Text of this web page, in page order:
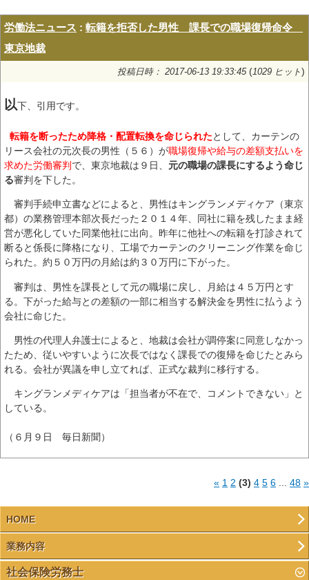
労働法ニュース : 転籍を拒否した男性 課長での職場復帰命令
東京地裁
投稿日時： 2017-06-13 19:33:45(1029 ヒット)
以下、引用です。
転籍を断ったため降格・配置転換を命じられたとして、カーテンの
リース会社の元次長の男性（５６）が職場復帰や給与の差額支払いを
求めた労働審判 で、東京地裁は９日、 元の職場の課長にするよう命じ
る審判を下した。
審判手続申立書などによると、男性はキングランメディケア（東京
都）の業務管理本部次長だった２０１４年、同社に籍を残したまま経
営が悪化していた同業他社に出向。昨年に他社への転籍を打診されて
断ると係長に降格になり、工場でカーテンのクリーニング作業を命じ
られた。約５０万円の月給は約３０万円に下がった。
審判は、男性を課長として元の職場に戻し、月給は４５万円とす
る。下がった給与との差額の一部に相当する解決金を男性に払うよう
会社に命じた。
男性の代理人弁護士によると、地裁は会社が調停案に同意しなかっ
たため、従いやすいように次長ではなく課長での復帰を命じたとみら
れる。会社が異議を申し立てれば、正式な裁判に移行する。
キングランメディケアは「担当者が不在で、コメントできない」と
している。
（６月９日 毎日新聞）
« 1 2 (3) 4 5 6 48 »
HOME
業務内容
社会保険労務士